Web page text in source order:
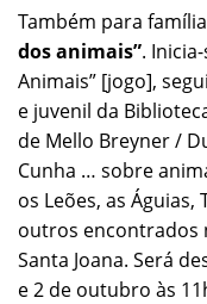
Também para
dos animais”.
Animais” [jogo],
e juvenil da
de Mello Breyner /
Cunha … sobre
os Leões, as
outros encontrados
Santa Joana. Será
e 2 de outubro às